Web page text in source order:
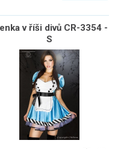
v říši divů CR-3354 -
S